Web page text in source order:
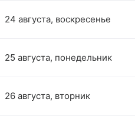
24 августа, воскресенье
25 августа, понедельник
26 августа, вторник